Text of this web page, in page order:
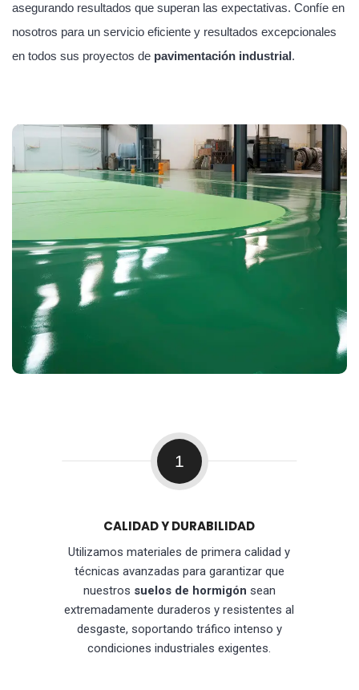
asegurando resultados que superan las expectativas. Confíe en
nosotros para un servicio eficiente y resultados excepcionales
en todos sus proyectos de pavimentación industrial.
1
CALIDAD Y DURABILIDAD
Utilizamos materiales de primera calidad y
técnicas avanzadas para garantizar que
nuestros suelos de hormigón sean
extremadamente duraderos y resistentes al
desgaste, soportando tráfico intenso y
condiciones industriales exigentes.